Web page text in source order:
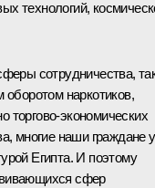
технологий,
сотрудничества,
оборотом наркотиков,
торгово-экономических
многие наши граждане
Египта. И поэтому
сфер